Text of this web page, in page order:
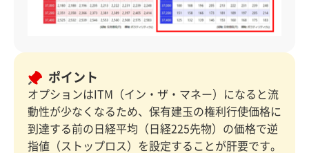
ポイント
オプションはITM（イン・ザ・マネー）になると流
動性が少なくなるため、保有建玉の権利行使価格に
到達する前の日経平均（日経225先物）の価格で逆
指値（ストップロス）を設定することが肝要です。